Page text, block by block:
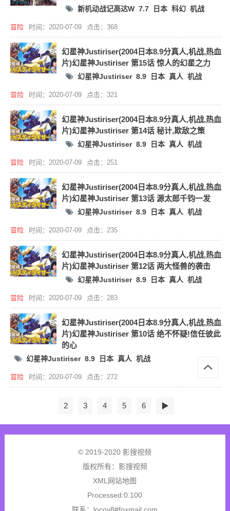
新机动战记高达W 7.7 日本 科幻 机战
冒险 时间：2020-07-09 点击：368
幻星神Justiriser(2004日本8.9分真人,机战,热血
片)幻星神Justiriser 第15话 惊人的幻星之力
幻星神Justiriser 8.9 日本 真人 机战
冒险 时间：2020-07-09 点击：321
幻星神Justiriser(2004日本8.9分真人,机战,热血
片)幻星神Justiriser 第14话 秘计,欺敌之策
幻星神Justiriser 8.9 日本 真人 机战
冒险 时间：2020-07-09 点击：251
幻星神Justiriser(2004日本8.9分真人,机战,热血
片)幻星神Justiriser 第13话 源太郎千钧一发
幻星神Justiriser 8.9 日本 真人 机战
冒险 时间：2020-07-09 点击：235
幻星神Justiriser(2004日本8.9分真人,机战,热血
片)幻星神Justiriser 第12话 两大怪兽的袭击
幻星神Justiriser 8.9 日本 真人 机战
冒险 时间：2020-07-09 点击：283
幻星神Justiriser(2004日本8.9分真人,机战,热血
片)幻星神Justiriser 第10话 绝不怀疑!信任彼此
的心
幻星神Justiriser 8.9 日本 真人 机战
冒险 时间：2020-07-09 点击：272
2 3 4 5 6 ▶
© 2019-2020 影搜视频
版权所有： 影搜视频
XML网站地图
Processed:0.100